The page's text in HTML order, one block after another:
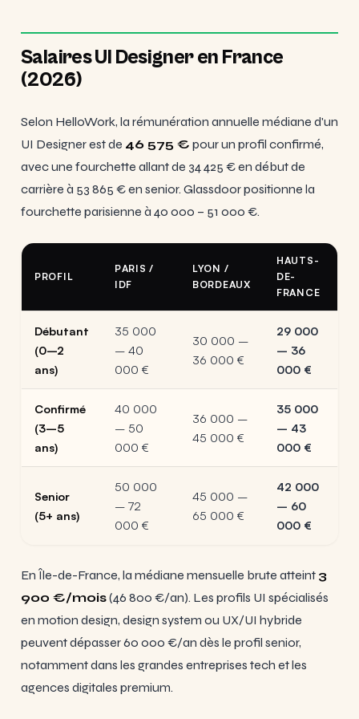
Salaires UI Designer en France
(2026)
Selon HelloWork, la rémunération annuelle médiane d'un
UI Designer est de 46 575 € pour un profil confirmé,
avec une fourchette allant de 34 425 € en début de
carrière à 53 865 € en senior. Glassdoor positionne la
fourchette parisienne à 40 000 – 51 000 €.
PROFIL
PARIS /
IDF
LYON /
BORDEAUX
HAUTS-
DE-
FRANCE
Débutant
(0–2
ans)
35 000
– 40
000 €
30 000 –
36 000 €
29 000
– 36
000 €
Confirmé
(3–5
ans)
40 000
– 50
000 €
36 000 –
45 000 €
35 000
– 43
000 €
Senior
(5+ ans)
50 000
– 72
000 €
45 000 –
65 000 €
42 000
– 60
000 €
En Île-de-France, la médiane mensuelle brute atteint 3
900 €/mois(46 800 €/an). Les profils UI spécialisés
en motion design, design system ou UX/UI hybride
peuvent dépasser 60 000 €/an dès le profil senior,
notamment dans les grandes entreprises tech et les
agences digitales premium.